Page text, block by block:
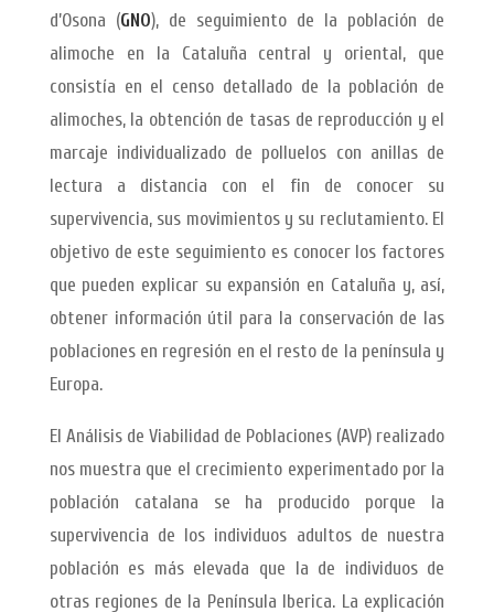
d’Osona (GNO), de seguimiento de la población de
alimoche en la Cataluña central y oriental, que
consistía en el censo detallado de la población de
alimoches, la obtención de tasas de reproducción y el
marcaje individualizado de polluelos con anillas de
lectura a distancia con el fin de conocer su
supervivencia, sus movimientos y su reclutamiento. El
objetivo de este seguimiento es conocer los factores
que pueden explicar su expansión en Cataluña y, así,
obtener información útil para la conservación de las
poblaciones en regresión en el resto de la península y
Europa.
El Análisis de Viabilidad de Poblaciones (AVP) realizado
nos muestra que el crecimiento experimentado por la
población catalana se ha producido porque la
supervivencia de los individuos adultos de nuestra
población es más elevada que la de individuos de
otras regiones de la Península Iberica. La explicación